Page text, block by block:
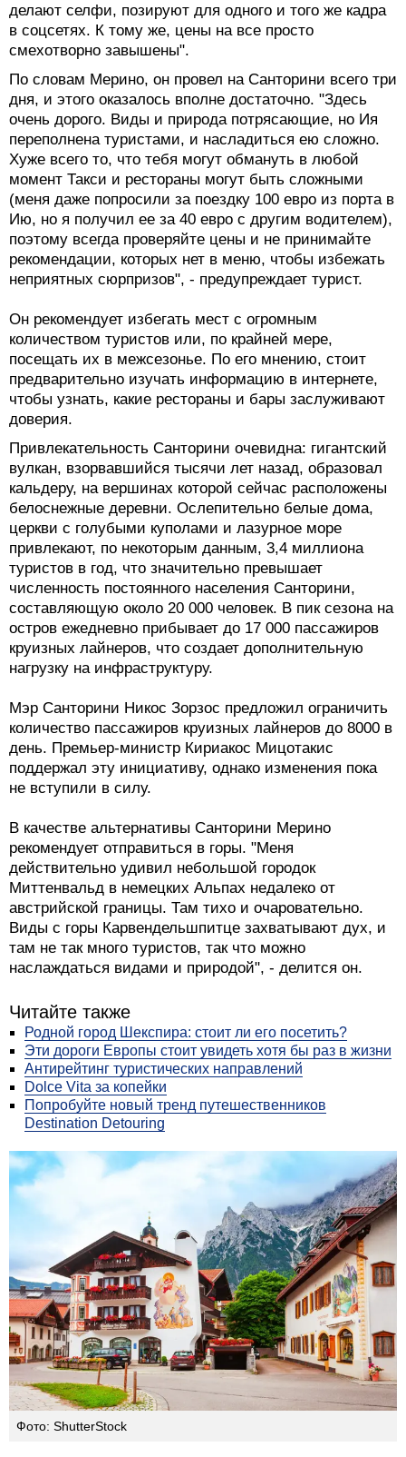
делают селфи, позируют для одного и того же кадра
в соцсетях. К тому же, цены на все просто
смехотворно завышены".
По словам Мерино, он провел на Санторини всего три
дня, и этого оказалось вполне достаточно. "Здесь
очень дорого. Виды и природа потрясающие, но Ия
переполнена туристами, и насладиться ею сложно.
Хуже всего то, что тебя могут обмануть в любой
момент Такси и рестораны могут быть сложными
(меня даже попросили за поездку 100 евро из порта в
Ию, но я получил ее за 40 евро с другим водителем),
поэтому всегда проверяйте цены и не принимайте
рекомендации, которых нет в меню, чтобы избежать
неприятных сюрпризов", - предупреждает турист.
Он рекомендует избегать мест с огромным
количеством туристов или, по крайней мере,
посещать их в межсезонье. По его мнению, стоит
предварительно изучать информацию в интернете,
чтобы узнать, какие рестораны и бары заслуживают
доверия.
Привлекательность Санторини очевидна: гигантский
вулкан, взорвавшийся тысячи лет назад, образовал
кальдеру, на вершинах которой сейчас расположены
белоснежные деревни. Ослепительно белые дома,
церкви с голубыми куполами и лазурное море
привлекают, по некоторым данным, 3,4 миллиона
туристов в год, что значительно превышает
численность постоянного населения Санторини,
составляющую около 20 000 человек. В пик сезона на
остров ежедневно прибывает до 17 000 пассажиров
круизных лайнеров, что создает дополнительную
нагрузку на инфраструктуру.
Мэр Санторини Никос Зорзос предложил ограничить
количество пассажиров круизных лайнеров до 8000 в
день. Премьер-министр Кириакос Мицотакис
поддержал эту инициативу, однако изменения пока
не вступили в силу.
В качестве альтернативы Санторини Мерино
рекомендует отправиться в горы. "Меня
действительно удивил небольшой городок
Миттенвальд в немецких Альпах недалеко от
австрийской границы. Там тихо и очаровательно.
Виды с горы Карвендельшпитце захватывают дух, и
там не так много туристов, так что можно
наслаждаться видами и природой", - делится он.
Читайте также
Родной город Шекспира: стоит ли его посетить?
Эти дороги Европы стоит увидеть хотя бы раз в жизни
Антирейтинг туристических направлений
Dolce Vita за копейки
Попробуйте новый тренд путешественников
Destination Detouring
Фото: ShutterStock